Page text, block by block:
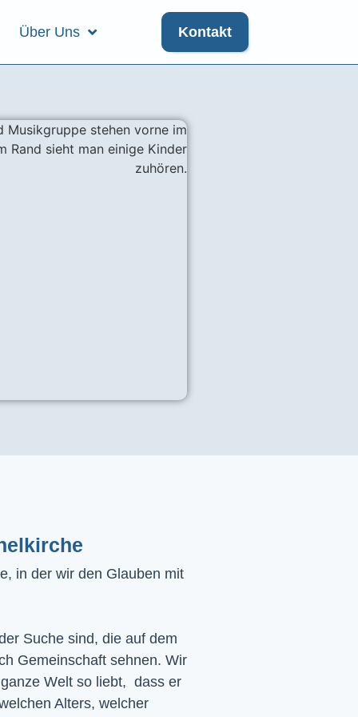
Über Uns Kontakt
in der wir den Glauben mit
Suche sind, die auf dem
Gemeinschaft sehnen. Wir
Welt so liebt, dass er
Alters, welcher